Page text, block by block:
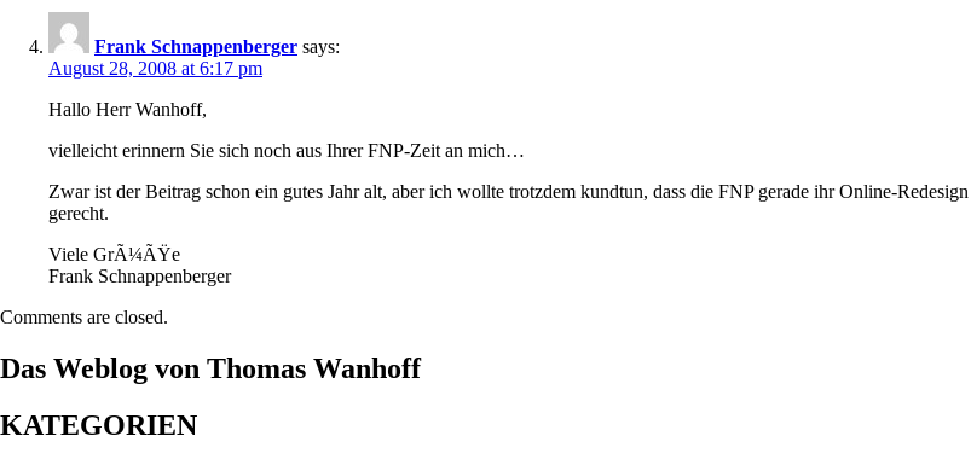
Frank Schnappenberger says:
August 28, 2008 at 6:17 pm
Hallo Herr Wanhoff,
vielleicht erinnern Sie sich noch aus Ihrer FNP-Zeit an mich…
Zwar ist der Beitrag schon ein gutes Jahr alt, aber ich wollte trotzdem kundtun, dass die FNP gerade ihr Online-
gerecht.
Viele GrÃ¼ÃŸe
Frank Schnappenberger
Comments are closed.
Das Weblog von Thomas Wanhoff
KATEGORIEN